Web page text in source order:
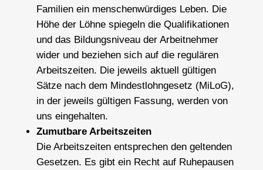
Familien ein menschenwürdiges Leben. Die
Höhe der Löhne spiegeln die Qualifikationen
und das Bildungsniveau der Arbeitnehmer
wider und beziehen sich auf die regulären
Arbeitszeiten. Die jeweils aktuell gültigen
Sätze nach dem Mindestlohngesetz (MiLoG),
in der jeweils gültigen Fassung, werden von
uns eingehalten.
Zumutbare Arbeitszeiten
Die Arbeitszeiten entsprechen den geltenden
Gesetzen. Es gibt ein Recht auf Ruhepausen